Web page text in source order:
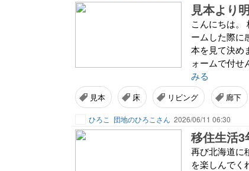
見本より
こんにちは。
ームした際に
本を見て決め
ォームで付せ
みる
見本 床 リビング 廊下
ひろこ 団地のひろこさん 2026/06/11 06:30
移住生活3
再び北海道に
を楽しんでく